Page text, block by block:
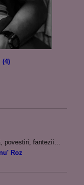
(4)
povestiri, fantezii…
Roz